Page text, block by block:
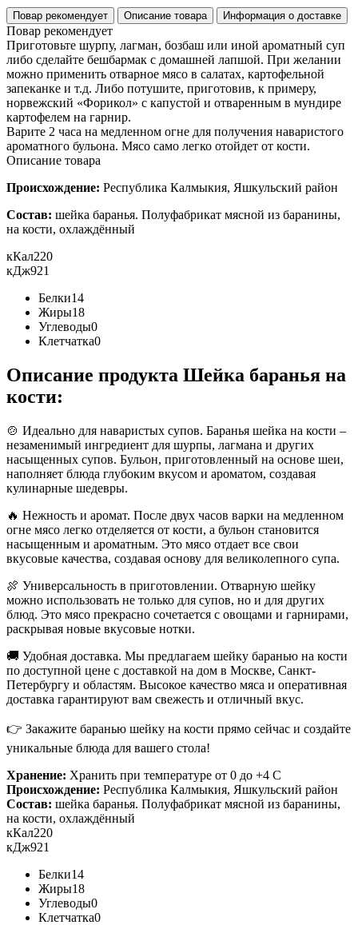
Повар рекомендует Описание товара Информация о доставке
Повар рекомендует
Приготовьте шурпу, лагман, бозбаш или иной ароматный суп
либо сделайте бешбармак с домашней лапшой. При желании
можно применить отварное мясо в салатах, картофельной
запеканке и т.д. Либо потушите, приготовив, к примеру,
норвежский «Форикол» с капустой и отваренным в мундире
картофелем на гарнир.
Варите 2 часа на медленном огне для получения наваристого
ароматного бульона. Мясо само легко отойдет от кости.
Описание товара
Происхождение: Республика Калмыкия, Яшкульский район
Состав: шейка баранья. Полуфабрикат мясной из баранины,
на кости, охлаждённый
кКал220
кДж921
Белки14
Жиры18
Углеводы0
Клетчатка0
Описание продукта Шейка баранья на
кости:
🍲 Идеально для наваристых супов. Баранья шейка на кости –
незаменимый ингредиент для шурпы, лагмана и других
насыщенных супов. Бульон, приготовленный на основе шеи,
наполняет блюда глубоким вкусом и ароматом, создавая
кулинарные шедевры.
🔥 Нежность и аромат. После двух часов варки на медленном
огне мясо легко отделяется от кости, а бульон становится
насыщенным и ароматным. Это мясо отдает все свои
вкусовые качества, создавая основу для великолепного супа.
🍖 Универсальность в приготовлении. Отварную шейку
можно использовать не только для супов, но и для других
блюд. Это мясо прекрасно сочетается с овощами и гарнирами,
раскрывая новые вкусовые нотки.
🚚 Удобная доставка. Мы предлагаем шейку баранью на кости
по доступной цене с доставкой на дом в Москве, Санкт-
Петербургу и областям. Высокое качество мяса и оперативная
доставка гарантируют вам свежесть и отличный вкус.
👉 Закажите баранью шейку на кости прямо сейчас и создайте
уникальные блюда для вашего стола!
Хранение: Хранить при температуре от 0 до +4 С
Происхождение: Республика Калмыкия, Яшкульский район
Состав: шейка баранья. Полуфабрикат мясной из баранины,
на кости, охлаждённый
кКал220
кДж921
Белки14
Жиры18
Углеводы0
Клетчатка0